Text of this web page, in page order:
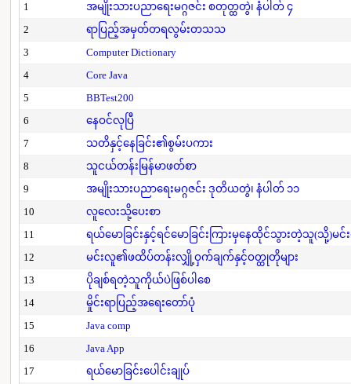
1
အမျိုးသားပညာရေးမဂ္ဂဇင်း စတုတ္ထတွဲ၊ နံပါတ် ၄
2
ရာပြည့်အမှတ်တရလွမ်းတသသ
3
Computer Dictionary
4
Core Java
5
BBTest200
6
နေဝင်လုပြီ
7
သတိနှင့်နေခြင်း၏စွမ်းပကား
8
သူငယ်တန်းမြန်မာဖတ်စာ
9
အမျိုးသားပညာရေးမဂ္ဂဇင်း ဒုတိယတွဲ၊ နံပါတ် ၁၁
10
လူလေးသို့ပေးစာ
11
ရယ်မောခြင်းနှင့်ရင်မောခြင်းကြားမှနေထိုင်သွားတဲ့သူ(သို့)မင်
12
မင်းလူ၏ဖထိပ်တန်းလျှို့ဝှက်ချက်နှင့်ဝတ္ထုတိုများ
13
ပိုချစ်ရတဲ့သူကိုယ်ပဲဖြစ်ပါစေ
14
မှိုင်းရာပြည့်အရေးတော်ပုံ
15
Java comp
16
Java App
17
ရယ်မောခြင်းပေါင်းချုပ်